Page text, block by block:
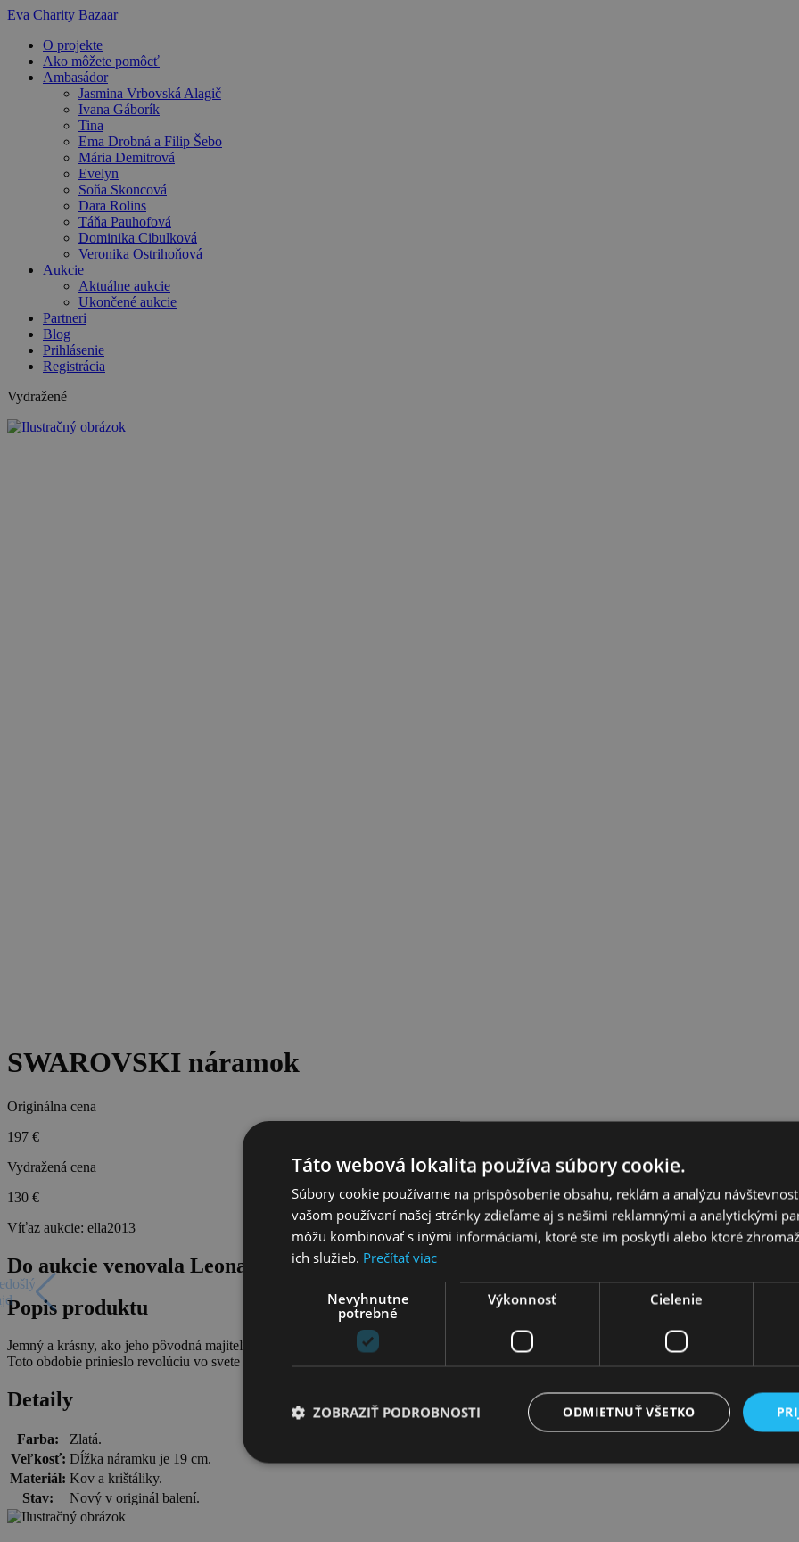
Preskočiť
obsah
Eva Charity Bazaar
O projekte
Ako môžete pomôcť
Ambasádor
Jasmina Vrbovská Alagič
Ivana Gáborík
Tina
Ema Drobná a Filip Šebo
Mária Demitrová
Evelyn
Soňa Skoncová
Dara Rolins
Táňa Pauhofová
Dominika Cibulková
Veronika Ostrihoňová
Aukcie
Aktuálne aukcie
Ukončené aukcie
Partneri
Blog
Prihlásenie
Registrácia
Vydražené
SWAROVSKI náramok
Originálna cena
197 €
Vydražená cena
130 €
Víťaz aukcie: ella2013
Do aukcie venovala Leona Novoberdaliu
Popis produktu
Jemný a krásny, ako jeho pôvodná majiteľka. Fun fact: v roku 1895 vynálezca a vizionár Daniel Swarovski, ktorý pôvodom pochádzal z
Toto obdobie prinieslo revolúciu vo svete módy a firma SWAROVSKI sa postupne prepracovala do úlohy popredného svetového výrobcu
Detaily
Farba:
Zlatá.
Veľkosť: Dĺžka náramku je 19 cm.
Materiál: Kov a krištáliky.
Stav:
Nový v originál balení.
Táto webová lokalita používa súbory cookie.
Súbory cookie používame na prispôsobenie obsahu, reklám a analýzu
vašom používaní našej stránky zdieľame aj s našimi reklamnými a analytickými
môžu kombinovať s inými informáciami, ktoré ste im poskytli alebo ktoré
ich služieb. Prečítať viac
Nevyhnutne
potrebné
Výkonnosť Cielenie
ODMIETNUŤ VŠETKO
ZOBRAZIŤ PODROBNOSTI